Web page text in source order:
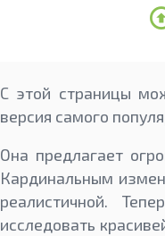
С этой страницы
версия самого
Она предлагает
Кардинальным
реалистичной.
исследовать